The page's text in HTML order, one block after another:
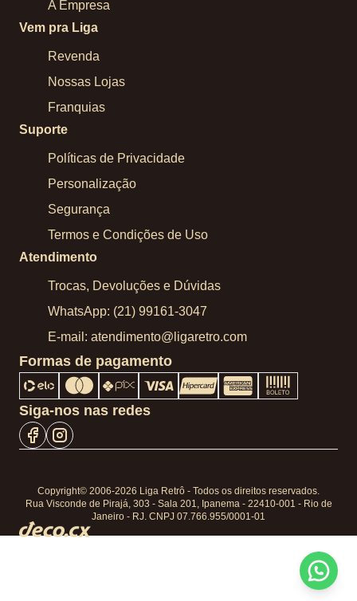
A Empresa
Vem pra Liga
Revenda
Nossas Lojas
Franquias
Suporte
Políticas de Privacidade
Personalização
Segurança
Termos e Condições de Uso
Atendimento
Trocas, Devoluções e Dúvidas
WhatsApp: (21) 99161-3047
E-mail: atendimento@ligaretro.com
Formas de pagamento
Siga-nos nas redes
Copyright© 2006-2026 Liga Retrô - Todos os direitos reservados.
Rua Visconde de Pirajá, 303 - Sala 201, Ipanema - 22410-001 - Rio de
Janeiro - RJ. CNPJ 07.766.955/0001-01